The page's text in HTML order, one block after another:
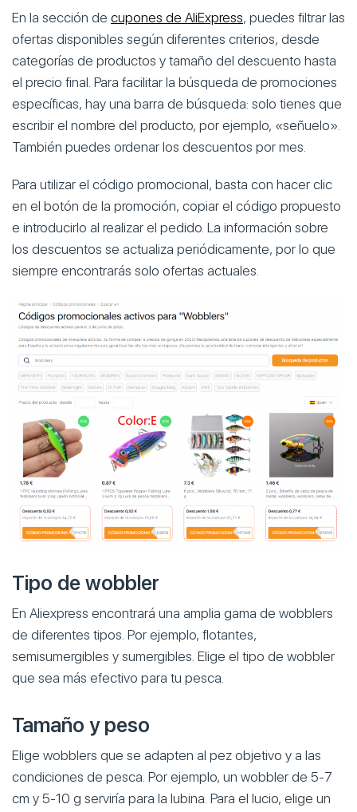
En la sección de cupones de AliExpress, puedes filtrar las
ofertas disponibles según diferentes criterios, desde
categorías de productos y tamaño del descuento hasta
el precio final. Para facilitar la búsqueda de promociones
específicas, hay una barra de búsqueda: solo tienes que
escribir el nombre del producto, por ejemplo, «señuelo».
También puedes ordenar los descuentos por mes.
Para utilizar el código promocional, basta con hacer clic
en el botón de la promoción, copiar el código propuesto
e introducirlo al realizar el pedido. La información sobre
los descuentos se actualiza periódicamente, por lo que
siempre encontrarás solo ofertas actuales.
Tipo de wobbler
En Aliexpress encontrará una amplia gama de wobblers
de diferentes tipos. Por ejemplo, flotantes,
semisumergibles y sumergibles. Elige el tipo de wobbler
que sea más efectivo para tu pesca.
Tamaño y peso
Elige wobblers que se adapten al pez objetivo y a las
condiciones de pesca. Por ejemplo, un wobbler de 5-7
cm y 5-10 g serviría para la lubina. Para el lucio, elige un